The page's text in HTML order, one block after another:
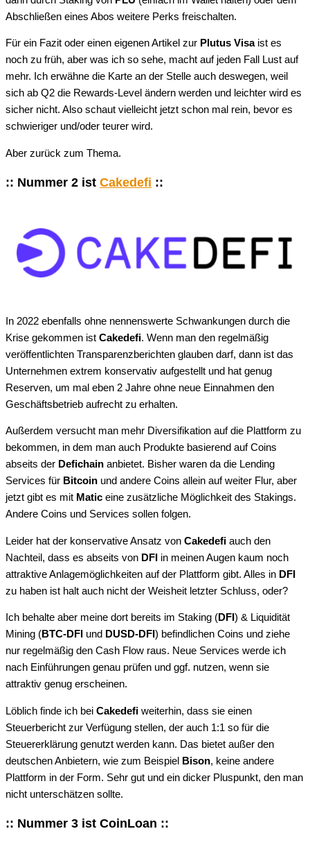
Abschließen eines Abos weitere Perks freischalten.
Für ein Fazit oder einen eigenen Artikel zur Plutus Visaist es
noch zu früh, aber was ich so sehe, macht auf jeden Fall Lust auf
mehr. Ich erwähne die Karte an der Stelle auch deswegen, weil
sich ab Q2 die Rewards-Level ändern werden und leichter wird es
sicher nicht. Also schaut vielleicht jetzt schon mal rein, bevor es
schwieriger und/oder teurer wird.
Aber zurück zum Thema.
:: Nummer 2 ist Cakedefi ::
In 2022 ebenfalls ohne nennenswerte Schwankungen durch die
Krise gekommen ist Cakedefi. Wenn man den regelmäßig
veröffentlichten Transparenzberichten glauben darf, dann ist das
Unternehmen extrem konservativ aufgestellt und hat genug
Reserven, um mal eben 2 Jahre ohne neue Einnahmen den
Geschäftsbetrieb aufrecht zu erhalten.
Außerdem versucht man mehr Diversifikation auf die Plattform zu
bekommen, in dem man auch Produkte basierend auf Coins
abseits der Defichain anbietet. Bisher waren da die Lending
Services für Bitcoin und andere Coins allein auf weiter Flur, aber
jetzt gibt es mit Matic eine zusätzliche Möglichkeit des Stakings.
Andere Coins und Services sollen folgen.
Leider hat der konservative Ansatz von Cakedefi auch den
Nachteil, dass es abseits von DFI in meinen Augen kaum noch
attraktive Anlagemöglichkeiten auf der Plattform gibt. Alles in DFI
zu haben ist halt auch nicht der Weisheit letzter Schluss, oder?
Ich behalte aber meine dort bereits im Staking (DFI ) & Liquidität
Mining (BTC-DFI und DUSD-DFI ) befindlichen Coins und ziehe
nur regelmäßig den Cash Flow raus. Neue Services werde ich
nach Einführungen genau prüfen und ggf. nutzen, wenn sie
attraktiv genug erscheinen.
Löblich finde ich bei Cakedefi weiterhin, dass sie einen
Steuerbericht zur Verfügung stellen, der auch 1:1 so für die
Steuererklärung genutzt werden kann. Das bietet außer den
deutschen Anbietern, wie zum Beispiel
Bison, keine andere
Plattform in der Form. Sehr gut und ein dicker Pluspunkt, den man
nicht unterschätzen sollte.
:: Nummer 3 ist CoinLoan ::